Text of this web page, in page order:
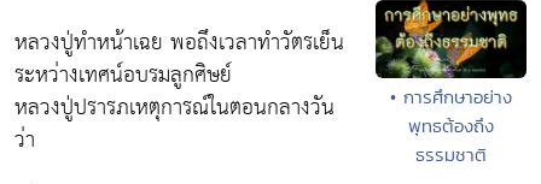
หลวงปู่ทำหน้าเฉย พอถึงเวลาทำวัตรเย็น
ระหว่างเทศน์อบรมลูกศิษย์
หลวงปู่ปรารภเหตุการณ์ในตอนกลางวัน
ว่า
• การศึกษาอย่าง
พุทธต้องถึง
ธรรมชาติ